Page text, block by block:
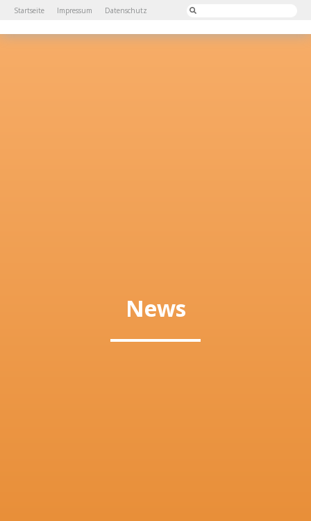
Startseite Impressum Datenschutz
News